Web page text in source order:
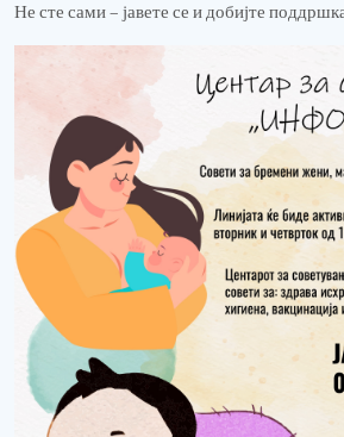
Не сте сами – јавете се и добијте